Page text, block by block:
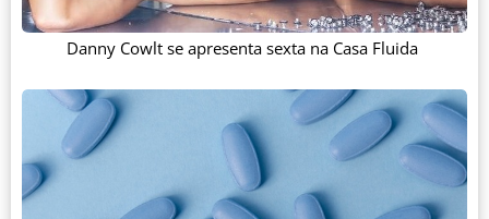
Danny Cowlt se apresenta sexta na Casa Fluida